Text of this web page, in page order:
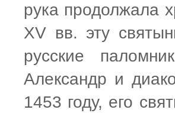
рука продолжала
XV вв. эту
русские
Александр и
1453 году, его